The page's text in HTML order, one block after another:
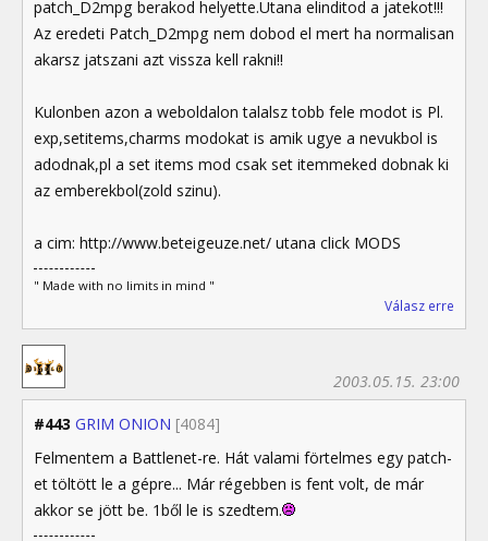
patch_D2mpg berakod helyette.Utana elinditod a jatekot!!!
Az eredeti Patch_D2mpg nem dobod el mert ha normalisan
akarsz jatszani azt vissza kell rakni!!
Kulonben azon a weboldalon talalsz tobb fele modot is Pl.
exp,setitems,charms modokat is amik ugye a nevukbol is
adodnak,pl a set items mod csak set itemmeked dobnak ki
az emberekbol(zold szinu).
a cim: http://www.beteigeuze.net/ utana click MODS
" Made with no limits in mind "
Válasz erre
#443 GRIM ONION [4084]
2003.05.15. 23:00
Felmentem a Battlenet-re. Hát valami förtelmes egy patch-
et töltött le a gépre... Már régebben is fent volt, de már
akkor se jött be. 1ből le is szedtem.